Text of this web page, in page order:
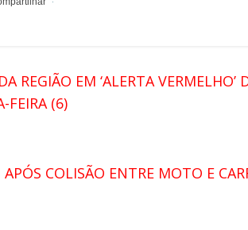
REGIÃO EM ‘ALERTA
FEIRA (6)
COLISÃO ENTRE MOTO E